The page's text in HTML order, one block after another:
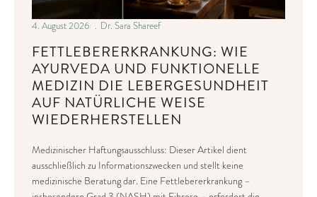
FETTLEBERERKRANKUNG: WIE
AYURVEDA UND FUNKTIONELLE
MEDIZIN DIE LEBERGESUNDHEIT
AUF NATÜRLICHE WEISE
WIEDERHERSTELLEN
4. August 2026 Dr. Sara Shareef
Medizinischer Haftungsausschluss: Dieser Artikel dient
ausschließlich zu Informationszwecken und stellt keine
medizinische Beratung dar. Eine Fettlebererkrankung –